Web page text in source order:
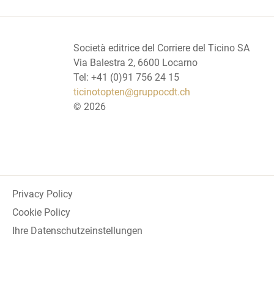
Società editrice del Corriere del Ticino SA
Via Balestra 2, 6600 Locarno
Tel: +41 (0)91 756 24 15
ticinotopten@gruppocdt.ch
© 2026
Privacy Policy
Cookie Policy
Ihre Datenschutzeinstellungen